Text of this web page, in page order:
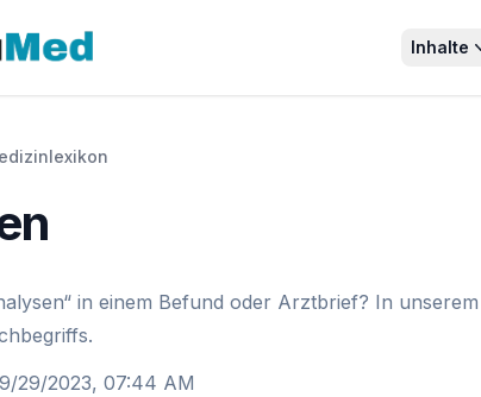
Inhalte
in einem Befund oder Arztbrief? In
29/2023, 07:44 AM